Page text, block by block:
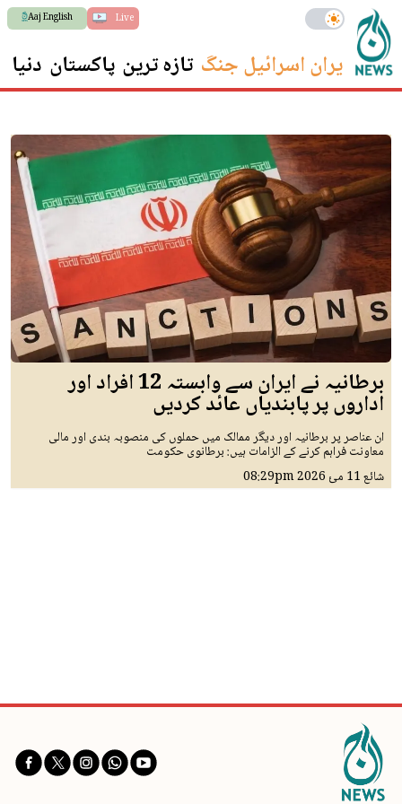
Live
Aaj English
ایران اسرائیل جنگ تازہ ترین پاکستان دنیا
برطانیہ نے ایران سے وابستہ 12 افراد اور
اداروں پر پابندیاں عائد کردیں
ان عناصر پر برطانیہ اور دیگر ممالک میں حملوں کی منصوبہ بندی اور مالی
معاونت فراہم کرنے کے الزامات ہیں: برطانوی حکومت
شائع11 مئ 2026 08:29pm